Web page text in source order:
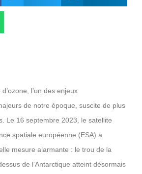
l’un des enjeux
de notre époque, suscite de plus
Le 16 septembre 2023, le satellite
spatiale européenne (ESA) a
mesure alarmante : le trou de la
de l’Antarctique atteint désormais